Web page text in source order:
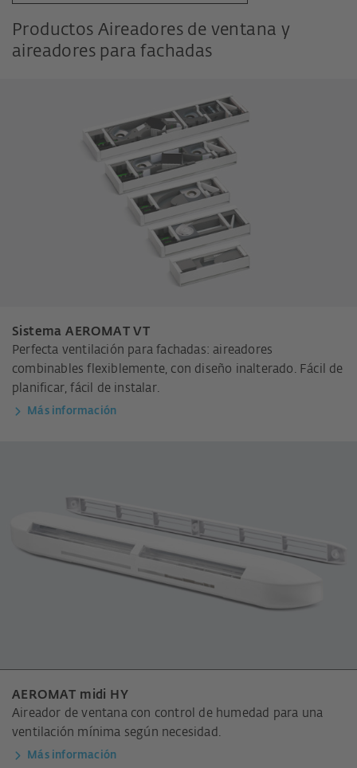
Productos Aireadores de ventana y
aireadores para fachadas
Sistema AEROMAT VT
Perfecta ventilación para fachadas: aireadores
combinables flexiblemente, con diseño inalterado. Fácil de
planificar, fácil de instalar.
Más información
AEROMAT midi HY
Aireador de ventana con control de humedad para una
ventilación mínima según necesidad.
Más información